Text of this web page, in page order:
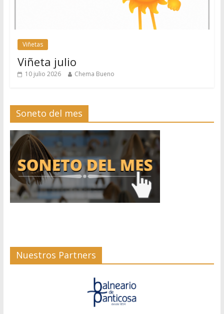
Viñetas
Viñeta julio
10 julio 2026 Chema Bueno
Soneto del mes
Nuestros Partners